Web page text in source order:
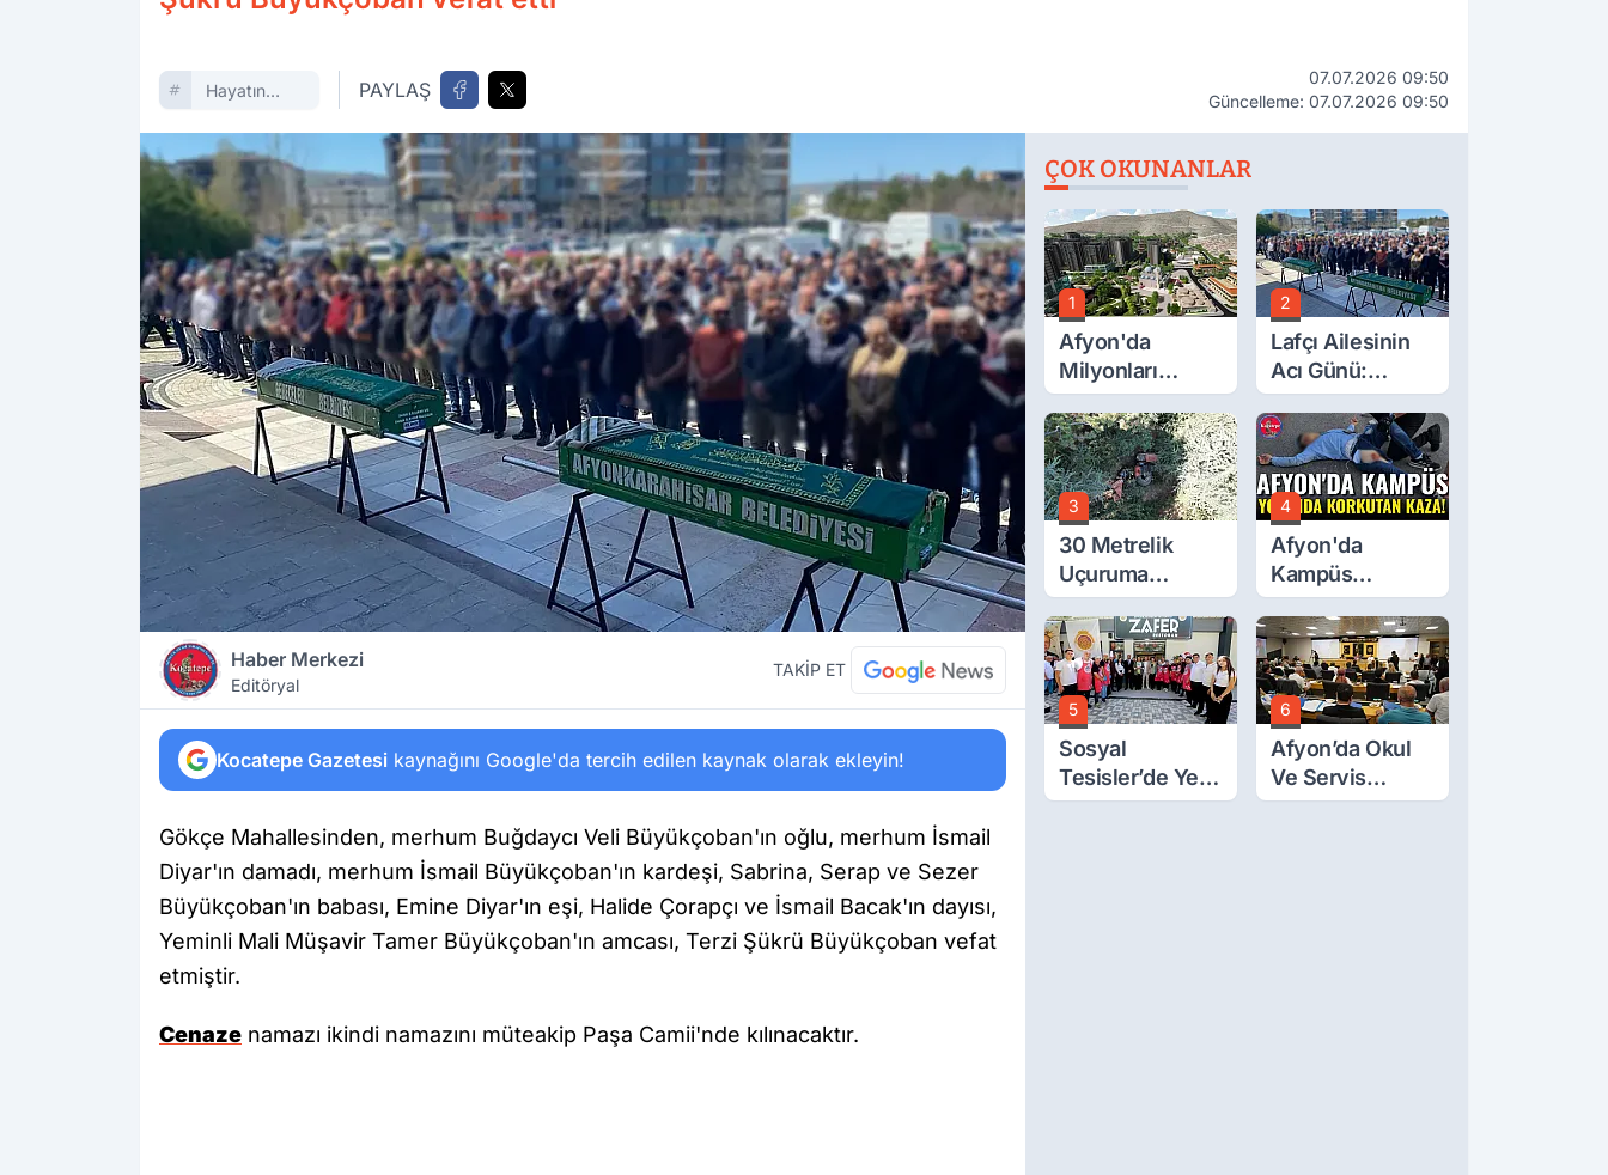
Hayatın
PAYLAŞ
07.07.2026 09:50
Güncelleme: 07.07.2026 09:50
Haber Merkezi
Editöryal
TAKİP ET
Kocatepe Gazetesi kaynağını Google'da tercih edilen kaynak olarak ekleyin!
Gökçe Mahallesinden, merhum Buğdaycı Veli Büyükçoban'ın oğlu, merhum İsmail
Diyar'ın damadı, merhum İsmail Büyükçoban'ın kardeşi, Sabrina, Serap ve Sezer
Büyükçoban'ın babası, Emine Diyar'ın eşi, Halide Çorapçı ve İsmail Bacak'ın dayısı,
Yeminli Mali Müşavir Tamer Büyükçoban'ın amcası, Terzi Şükrü Büyükçoban vefat
etmiştir.
Cenaze namazı ikindi namazını müteakip Paşa Camii'nde kılınacaktır.
ÇOK OKUNANLAR
1
Afyon'da
Milyonları
İlgilendiren
Açıklama! Tarih
Netleşti!
2
Lafçı Ailesinin
Acı Günü:
Beytullah Lafçı
Vefat Etti
3
30 Metrelik
Uçuruma
Yuvarlanan
Traktörden Sağ
Çıktılar
4
Afyon'da
Kampüs
Yolunda
Korkutan Kaza!
5
Sosyal
Tesisler’de Yeni
Tarife Belli Oldu
6
Afyon’da Okul
Ve Servis
Ücretleri